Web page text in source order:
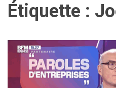
Étiquette :